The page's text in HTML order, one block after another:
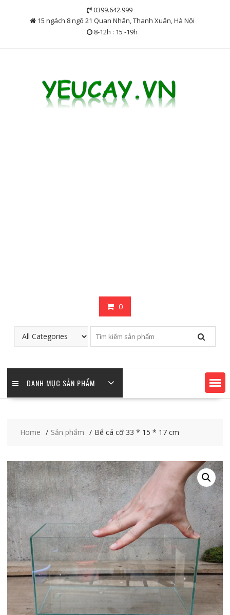
0399.642.999
15 ngách 8 ngõ 21 Quan Nhân, Thanh Xuân, Hà Nội
8-12h : 15 -19h
0
DANH MỤC SẢN PHẨM
Home Sản phẩm Bể cá cỡ 33 * 15 * 17 cm